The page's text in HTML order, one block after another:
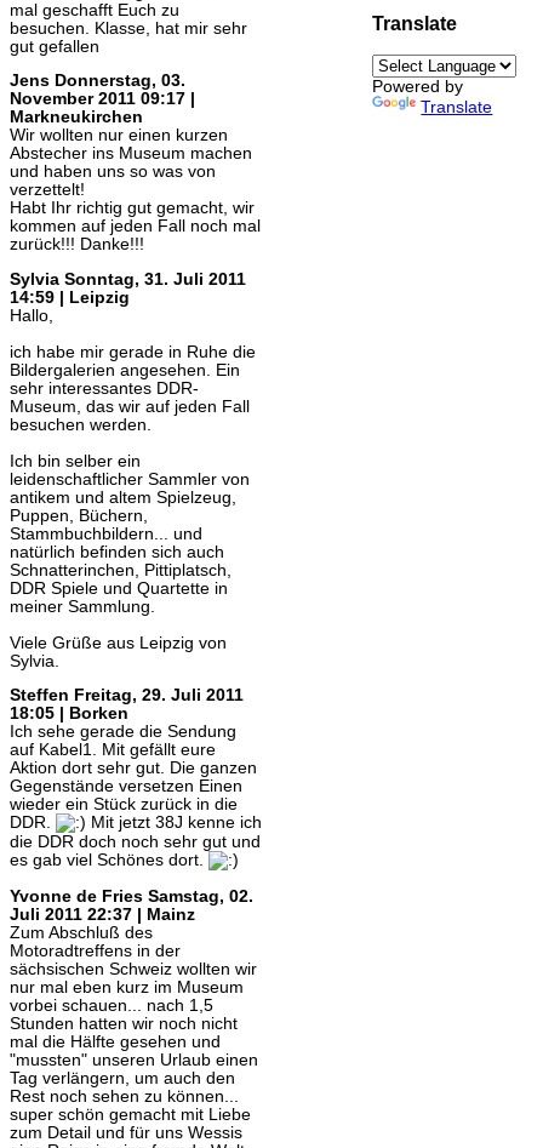
mal geschafft Euch zu
besuchen. Klasse, hat mir sehr
gut gefallen
Jens Donnerstag, 03.
November 2011 09:17 |
Markneukirchen
Wir wollten nur einen kurzen
Abstecher ins Museum machen
und haben uns so was von
verzettelt!
Habt Ihr richtig gut gemacht, wir
kommen auf jeden Fall noch mal
zurück!!! Danke!!!
Sylvia Sonntag, 31. Juli 2011
14:59 | Leipzig
Hallo,
ich habe mir gerade in Ruhe die
Bildergalerien angesehen. Ein
sehr interessantes DDR-
Museum, das wir auf jeden Fall
besuchen werden.
Ich bin selber ein
leidenschaftlicher Sammler von
antikem und altem Spielzeug,
Puppen, Büchern,
Stammbuchbildern... und
natürlich befinden sich auch
Schnatterinchen, Pittiplatsch,
DDR Spiele und Quartette in
meiner Sammlung.
Viele Grüße aus Leipzig von
Sylvia.
Steffen Freitag, 29. Juli 2011
18:05 | Borken
Ich sehe gerade die Sendung
auf Kabel1. Mit gefällt eure
Aktion dort sehr gut. Die ganzen
Gegenstände versetzen Einen
wieder ein Stück zurück in die
DDR.
Mit jetzt 38J kenne ich
die DDR doch noch sehr gut und
es gab viel Schönes dort.
Yvonne de Fries Samstag, 02.
Juli 2011 22:37 | Mainz
Zum Abschluß des
Motoradtreffens in der
sächsischen Schweiz wollten wir
nur mal eben kurz im Museum
vorbei schauen... nach 1,5
Stunden hatten wir noch nicht
mal die Hälfte gesehen und
"mussten" unseren Urlaub einen
Tag verlängern, um auch den
Rest noch sehen zu können...
super schön gemacht mit Liebe
zum Detail und für uns Wessis
Translate
Powered by
Translate